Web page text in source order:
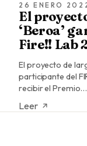
26 ENERO
El
‘Beroa’
Fire!! Lab
El proyecto de
participante del
recibir el Premio…
Leer